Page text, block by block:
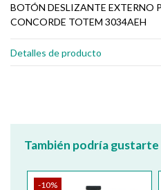
BOTÓN DESLIZANTE EXTERNO
CONCORDE TOTEM 3034AEH
Detalles de producto
También podría gustarte
-10%